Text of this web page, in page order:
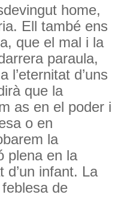
home,
Ell també ens
que el mal i la
paraula,
l’eternitat d’uns
que la
as en el poder i
o en
la
plena en la
d’un infant. La
de